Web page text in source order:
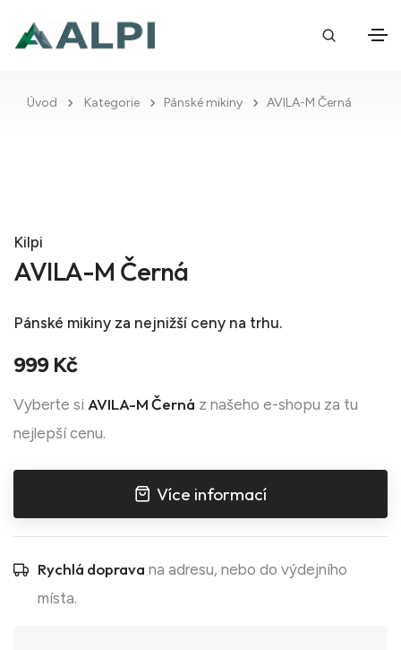
Úvod Kategorie Pánské mikiny AVILA-M Černá
Kilpi
AVILA-M Černá
Pánské mikiny za nejnižší ceny na trhu.
999 Kč
Vyberte si AVILA-M Černá z našeho e-shopu za tu
nejlepší cenu.
Více informací
Rychlá doprava na adresu, nebo do výdejního
místa.